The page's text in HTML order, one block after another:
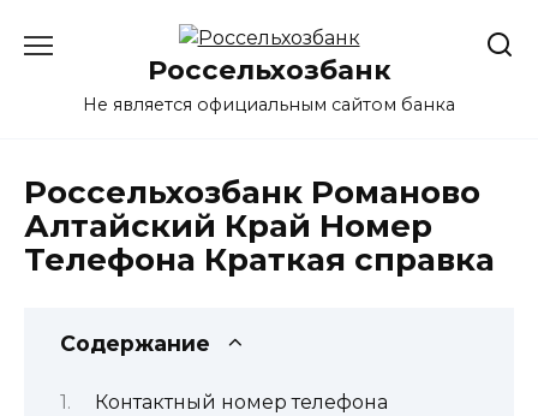
Россельхозбанк
Не является официальным сайтом банка
Россельхозбанк Романово
Алтайский Край Номер
Телефона Краткая справка
Содержание
Контактный номер телефона